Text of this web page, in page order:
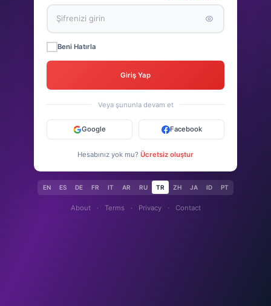
Beni Hatırla
Giriş Yap
Veya şununla devam et
Google Facebook
Hesabınız yok mu? Ücretsiz oluştur
EN ES DE FR IT AR RU TR ZH JA ID PT
About · Terms · Privacy · Contact